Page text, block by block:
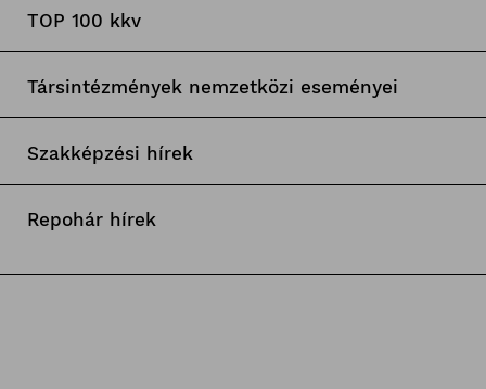
TOP 100 kkv
Társintézmények nemzetközi eseményei
Szakképzési hírek
Repohár hírek